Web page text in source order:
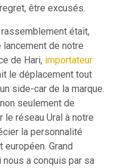
être excusés.
était,
de notre
de Hari, importateur
le déplacement tout
side-car de la marque.
seulement de
le réseau Ural à notre
la personnalité
Grand
a conquis par sa